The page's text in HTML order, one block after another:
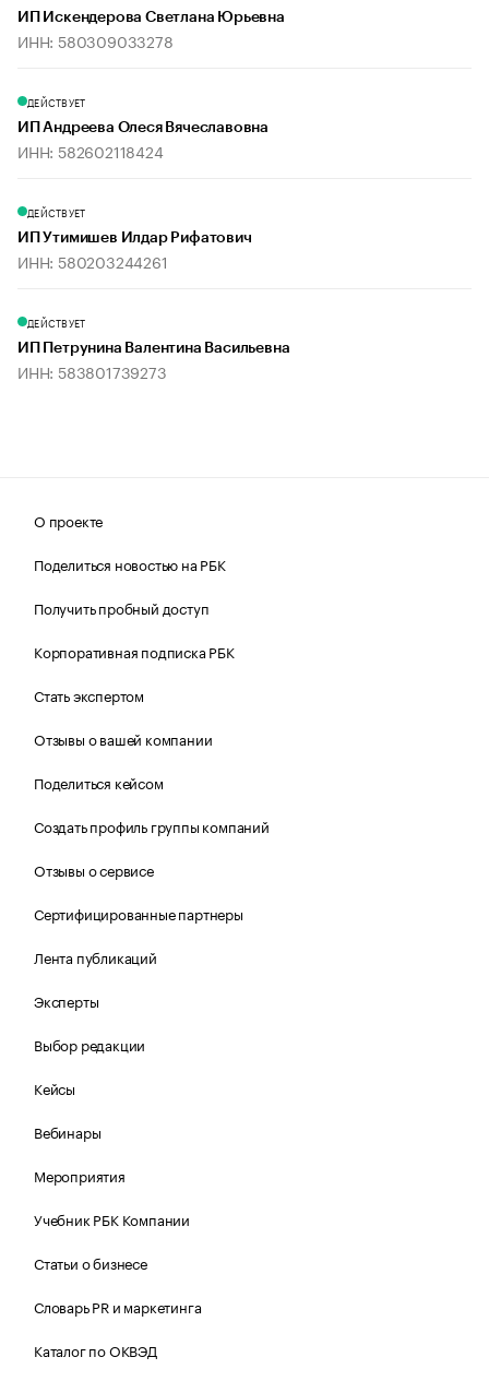
ИП Искендерова Светлана Юрьевна
ИНН: 580309033278
ДЕЙСТВУЕТ
ИП Андреева Олеся Вячеславовна
ИНН: 582602118424
ДЕЙСТВУЕТ
ИП Утимишев Илдар Рифатович
ИНН: 580203244261
ДЕЙСТВУЕТ
ИП Петрунина Валентина Васильевна
ИНН: 583801739273
О проекте
Поделиться новостью на РБК
Получить пробный доступ
Корпоративная подписка РБК
Стать экспертом
Отзывы о вашей компании
Поделиться кейсом
Создать профиль группы компаний
Отзывы о сервисе
Сертифицированные партнеры
Лента публикаций
Эксперты
Выбор редакции
Кейсы
Вебинары
Мероприятия
Учебник РБК Компании
Статьи о бизнесе
Словарь PR и маркетинга
Каталог по ОКВЭД